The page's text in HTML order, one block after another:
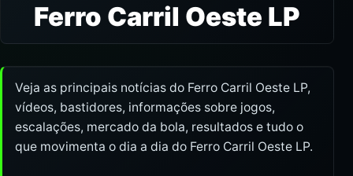
Ferro Carril Oeste LP
Veja as principais notícias do Ferro Carril Oeste LP,
vídeos, bastidores, informações sobre jogos,
escalações, mercado da bola, resultados e tudo o
que movimenta o dia a dia do Ferro Carril Oeste LP.